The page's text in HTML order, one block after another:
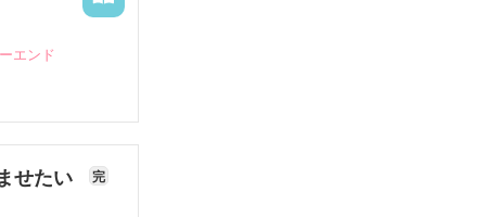
エンド
せたい 完